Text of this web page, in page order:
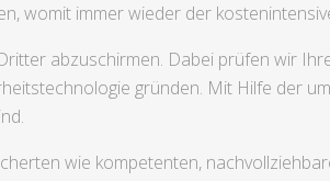
womit immer wieder der
abzuschirmen. Dabei prüfen wir
gründen. Mit Hilfe der
wie kompetenten,